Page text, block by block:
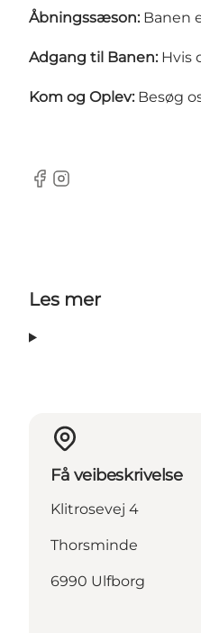
Åbningssæson: Banen
Adgang til Banen: Hvis
Kom og Oplev: Besøg
Facebook
Instagram
Les mer
Få veibeskrivelse
Klitrosevej 4
Thorsminde
6990 Ulfborg